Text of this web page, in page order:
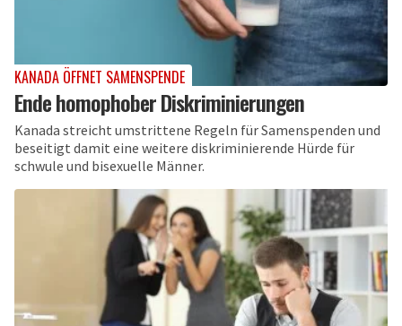
KANADA ÖFFNET SAMENSPENDE
Ende homophober Diskriminierungen
Kanada streicht umstrittene Regeln für Samenspenden und
beseitigt damit eine weitere diskriminierende Hürde für
schwule und bisexuelle Männer.